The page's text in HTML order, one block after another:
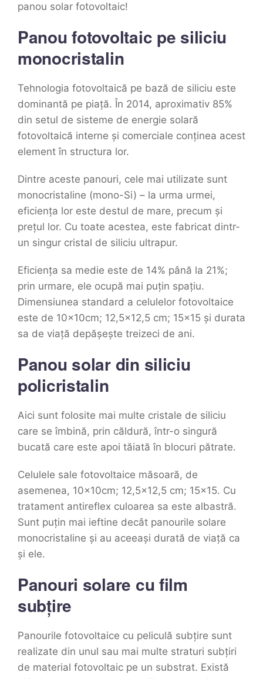
panou solar fotovoltaic!
Panou fotovoltaic pe siliciu
monocristalin
Tehnologia fotovoltaică pe bază de siliciu este
dominantă pe piață. În 2014, aproximativ 85%
din setul de sisteme de energie solară
fotovoltaică interne și comerciale conținea acest
element în structura lor.
Dintre aceste panouri, cele mai utilizate sunt
monocristaline (mono-Si) – la urma urmei,
eficiența lor este destul de mare, precum și
prețul lor. Cu toate acestea, este fabricat dintr-
un singur cristal de siliciu ultrapur.
Eficiența sa medie este de 14% până la 21%;
prin urmare, ele ocupă mai puțin spațiu.
Dimensiunea standard a celulelor fotovoltaice
este de 10x10cm; 12,5×12,5 cm; 15×15 și durata
sa de viață depășește treizeci de ani.
Panou solar din siliciu
policristalin
Aici sunt folosite mai multe cristale de siliciu
care se îmbină, prin căldură, într-o singură
bucată care este apoi tăiată în blocuri pătrate.
Celulele sale fotovoltaice măsoară, de
asemenea, 10x10cm; 12,5×12,5 cm; 15×15. Cu
tratament antireflex culoarea sa este albastră.
Sunt puțin mai ieftine decât panourile solare
monocristaline și au aceeași durată de viață ca
și ele.
Panouri solare cu film
subțire
Panourile fotovoltaice cu peliculă subțire sunt
realizate din unul sau mai multe straturi subțiri
de material fotovoltaic pe un substrat. Există